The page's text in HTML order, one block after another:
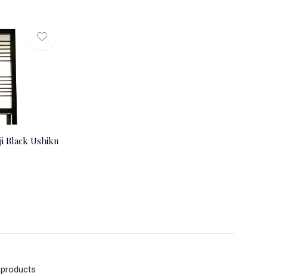
Black Ushiku